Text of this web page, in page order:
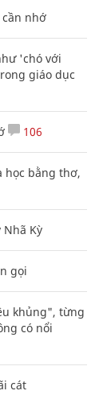
nhớ
'chó với
giáo dục
106
học bằng thơ,
Kỳ
gọi
khủng", từng
có nổi
cát